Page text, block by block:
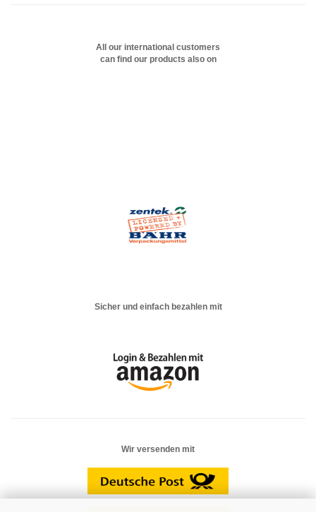
All our international customers
can find our products also on
Sicher und einfach bezahlen mit
Wir versenden mit